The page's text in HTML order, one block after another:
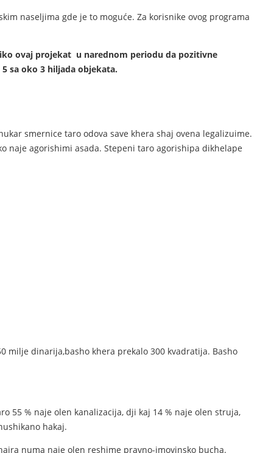
naseljima gde je to moguće. Za korisnike ovog programa
ovaj projekat u narednom periodu da pozitivne
sa oko 3 hiljada objekata.
smernice taro odova save khera shaj ovena legalizuime.
naje agorishimi asada. Stepeni taro agorishipa dikhelape
milje dinarija,basho khera prekalo 300 kvadratija. Basho
55 % naje olen kanalizacija, dji kaj 14 % naje olen struja,
hakaj.
numa naje olen reshime pravno-imovinsko bucha.